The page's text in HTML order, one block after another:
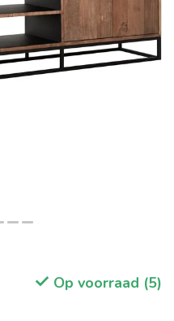
Op voorraad (5)